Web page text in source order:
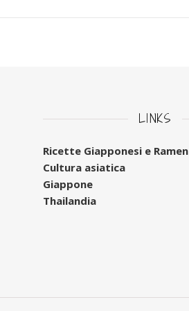
LINKS
Ricette Giapponesi e Ramen
Cultura asiatica
Giappone
Thailandia